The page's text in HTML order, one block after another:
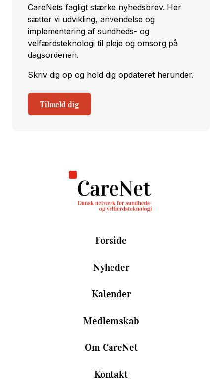
CareNets fagligt stærke nyhedsbrev. Her
sætter vi udvikling, anvendelse og
implementering af sundheds- og
velfærdsteknologi til pleje og omsorg på
dagsordenen.
Skriv dig op og hold dig opdateret herunder.
Tilmeld dig
Forside
Nyheder
Kalender
Medlemskab
Om CareNet
Kontakt